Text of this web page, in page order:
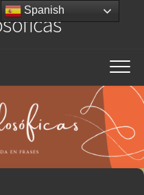
Spanish